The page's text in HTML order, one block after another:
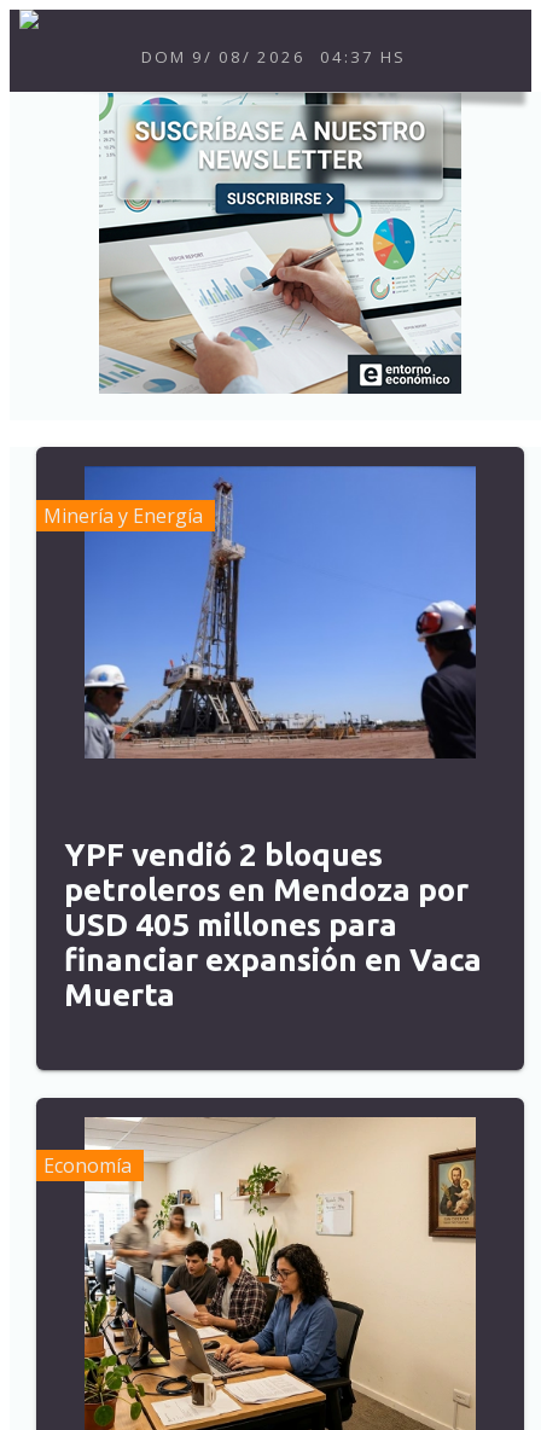
DOM 9/ 08/ 2026 04:37 HS
Minería y Energía
YPF vendió 2 bloques
petroleros en Mendoza por
USD 405 millones para
financiar expansión en Vaca
Muerta
Economía